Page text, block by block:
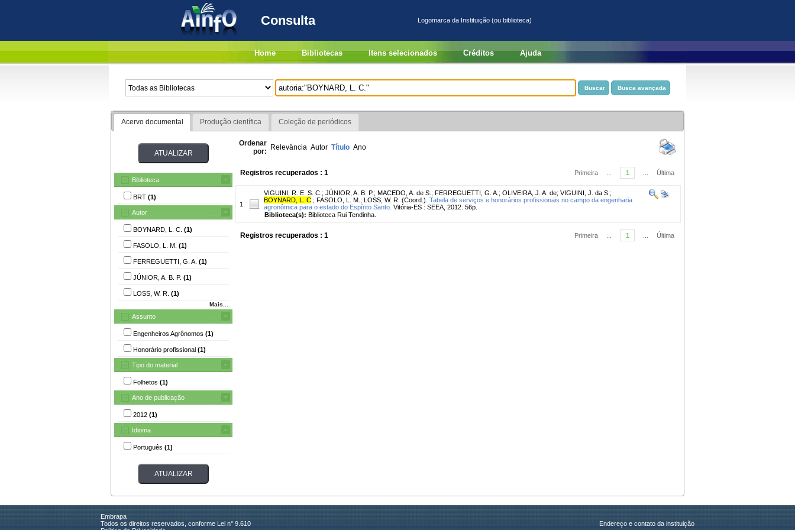
Consulta Logomarca da Instituição (ou biblioteca)
Home Bibliotecas Itens selecionados Créditos Ajuda
Acervo documental Produção científica Coleção de periódicos
Biblioteca
BRT (1)
Autor
BOYNARD, L. C. (1)
FASOLO, L. M. (1)
FERREGUETTI, G. A. (1)
JÚNIOR, A. B. P. (1)
LOSS, W. R. (1)
Mais...
Assunto
Engenheiros Agrônomos (1)
Honorário profissional (1)
Tipo do material
Folhetos (1)
Ano de publicação
2012 (1)
Idioma
Português (1)
Ordenar
por: Relevância Autor Título Ano
Registros recuperados : 1 Primeira 1 Última
1.
VIGUINI, R. E. S. C. ; JÚNIOR, A. B. P. ; MACEDO, A. de S. ; FERREGUETTI, G. A. ; OLIVEIRA, J. A. de; VIGUINI, J. da S. ;
BOYNARD, L. C ; FASOLO, L. M. ; LOSS, W. R. (Coord.). Tabela de serviços e honorários profissionais no campo da engenharia
agronômica para o estado do Espírito Santo. Vitória-ES : SEEA, 2012. 56p.
Biblioteca(s): Biblioteca Rui Tendinha.
Registros recuperados : 1 Primeira 1 Última
Embrapa
Todos os direitos reservados, conforme Lei n° 9.610
Endereço e contato da instituição